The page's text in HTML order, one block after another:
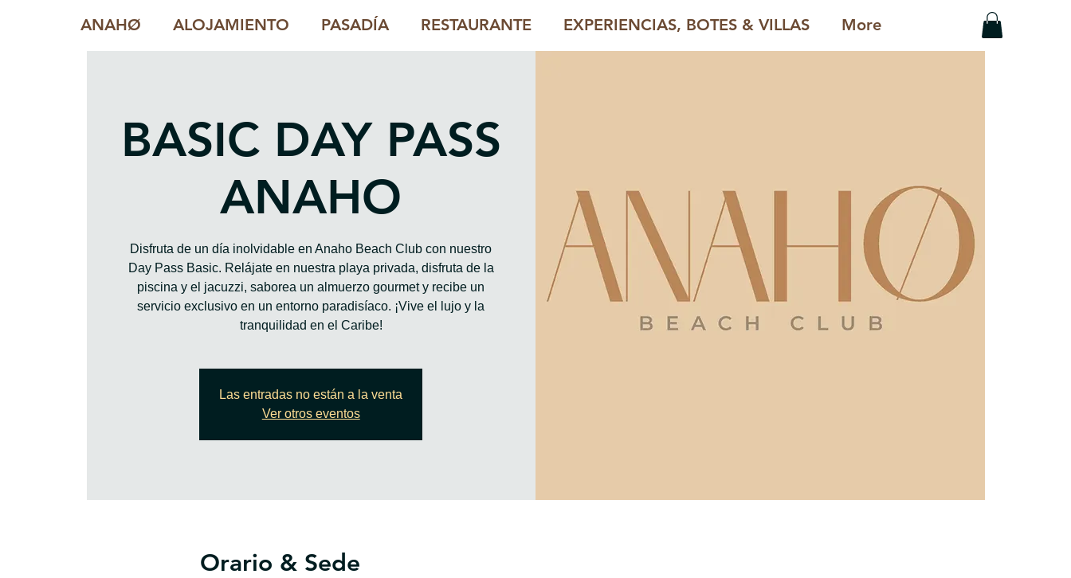
ANAHØ ALOJAMIENTO PASADÍA RESTAURANTE EXPERIENCIAS, BOTES & VILLAS More
BASIC DAY PASS
ANAHO
Disfruta de un día inolvidable en Anaho Beach Club con nuestro
Day Pass Basic. Relájate en nuestra playa privada, disfruta de la
piscina y el jacuzzi, saborea un almuerzo gourmet y recibe un
servicio exclusivo en un entorno paradisíaco. ¡Vive el lujo y la
tranquilidad en el Caribe!
Las entradas no están a la venta
Ver otros eventos
Orario & Sede